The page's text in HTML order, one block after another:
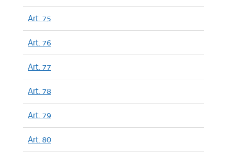
Art. 75
Art. 76
Art. 77
Art. 78
Art. 79
Art. 80